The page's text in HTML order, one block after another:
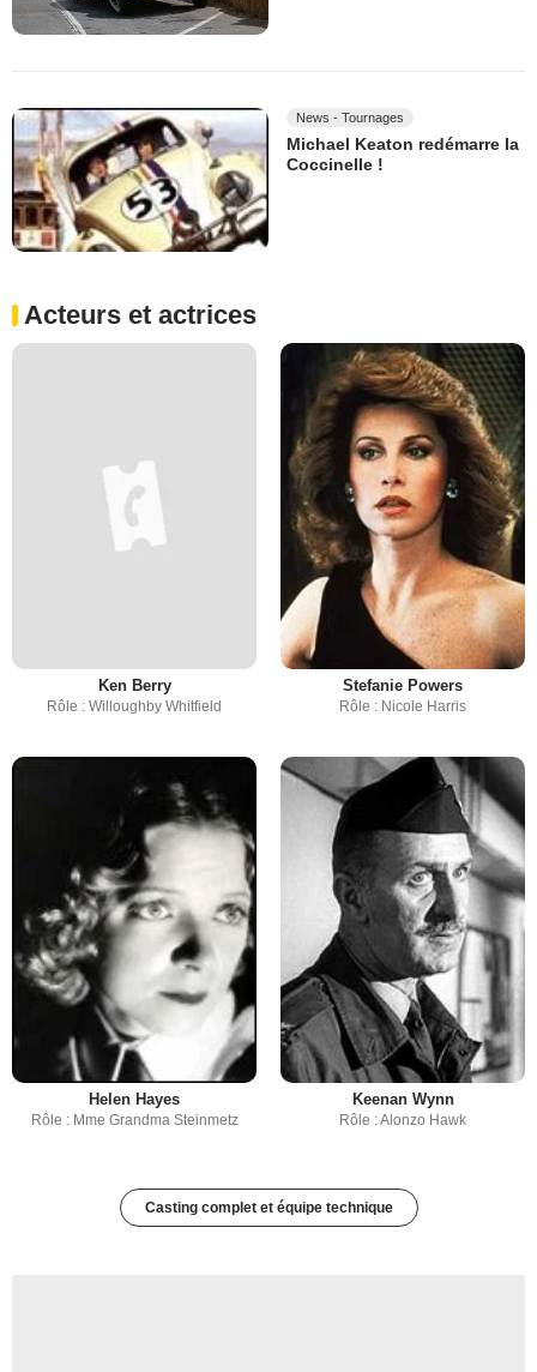
News - Tournages
Michael Keaton redémarre la
Coccinelle !
Acteurs et actrices
Ken Berry
Rôle : Willoughby Whitfield
Stefanie Powers
Rôle : Nicole Harris
Helen Hayes
Rôle : Mme Grandma Steinmetz
Keenan Wynn
Rôle : Alonzo Hawk
Casting complet et équipe technique